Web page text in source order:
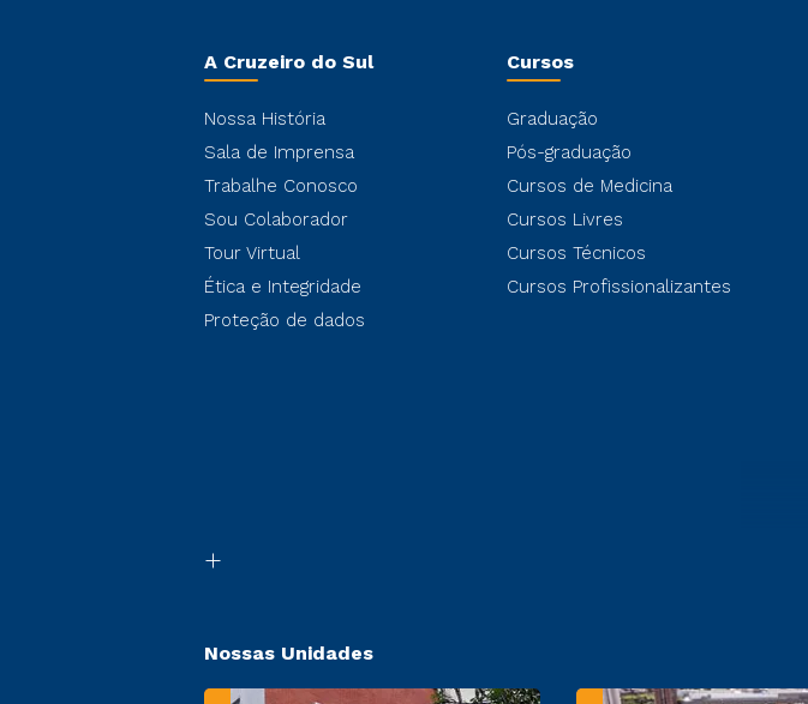
A Cruzeiro do Sul
Nossa História
Sala de Imprensa
Trabalhe Conosco
Sou Colaborador
Tour Virtual
Ética e Integridade
Proteção de dados
Cursos
Graduação
Pós-graduação
Cursos de Medicina
Cursos Livres
Cursos Técnicos
Cursos Profissionalizantes
Nossas Unidades